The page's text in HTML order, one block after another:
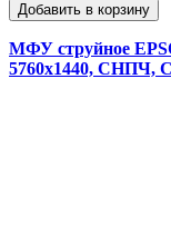
Добавить в корзину
МФУ струйное
5760x1440, СНПЧ,